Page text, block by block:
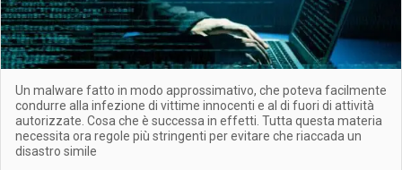
Un malware fatto in modo approssimativo, che poteva facilmente
condurre alla infezione di vittime innocenti e al di fuori di attività
autorizzate. Cosa che è successa in effetti. Tutta questa materia
necessita ora regole più stringenti per evitare che riaccada un
disastro simile